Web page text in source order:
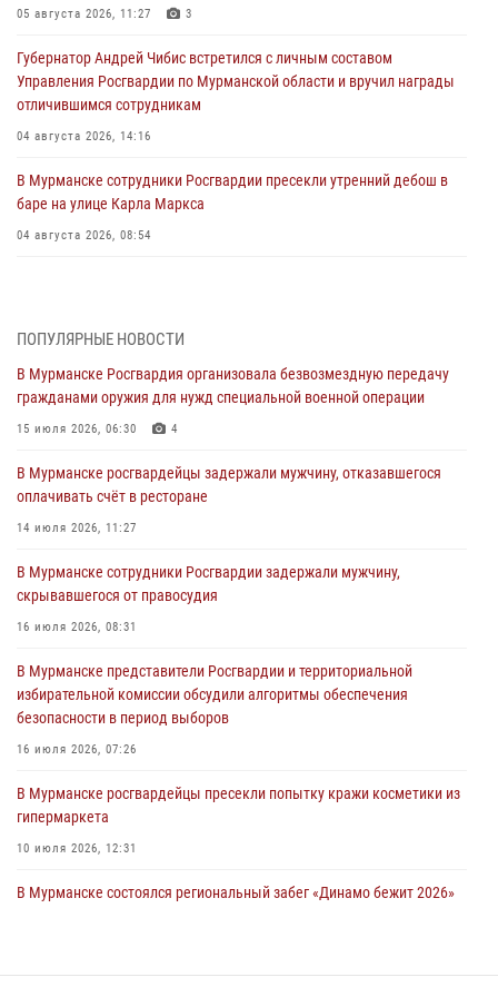
05 августа 2026, 11:27 3
Губернатор Андрей Чибис встретился с личным составом
Управления Росгвардии по Мурманской области и вручил награды
отличившимся сотрудникам
04 августа 2026, 14:16
В Мурманске сотрудники Росгвардии пресекли утренний дебош в
баре на улице Карла Маркса
04 августа 2026, 08:54
03 августа 2026, 12:23 4
Сотрудники вневедомственной охраны Росгвардии пресекли
хулиганские действия дебошира на автозаправочной станции
города Кандалакши
Сотрудники Росгвардии провели инструктаж по
антитеррористической защищенности для членов избирательных
31 июля 2026, 08:48 3
Сотрудники Росгвардии задержали мужчину, не оплатившего счет в
30 июля 2026, 14:09
В Управлении Росгвардии по Мурманской области прошло пожарно-
тактическое занятие совместно с МЧС России
ПОПУЛЯРНЫЕ НОВОСТИ
В Мурманске Росгвардия организовала безвозмездную передачу
гражданами оружия для нужд специальной военной операции
15 июля 2026, 06:30 4
В Мурманске росгвардейцы задержали мужчину, отказавшегося
оплачивать счёт в ресторане
14 июля 2026, 11:27
В Мурманске сотрудники Росгвардии задержали мужчину,
скрывавшегося от правосудия
16 июля 2026, 08:31
В Мурманске представители Росгвардии и территориальной
избирательной комиссии обсудили алгоритмы обеспечения
безопасности в период выборов
16 июля 2026, 07:26
В Мурманске росгвардейцы пресекли попытку кражи косметики из
гипермаркета
10 июля 2026, 12:31
В Мурманске состоялся региональный забег «Динамо бежит 2026»